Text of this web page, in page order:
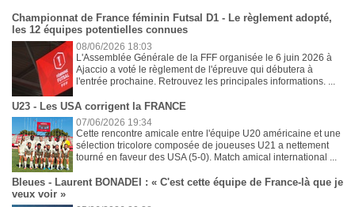
Championnat de France féminin Futsal D1 - Le règlement adopté,
les 12 équipes potentielles connues
08/06/2026 18:03
L'Assemblée Générale de la FFF organisée le 6 juin 2026 à
Ajaccio a voté le règlement de l'épreuve qui débutera à
l'entrée prochaine. Retrouvez les principales informations. ...
U23 - Les USA corrigent la FRANCE
07/06/2026 19:34
Cette rencontre amicale entre l'équipe U20 américaine et une
sélection tricolore composée de joueuses U21 a nettement
tourné en faveur des USA (5-0). Match amical international ...
Bleues - Laurent BONADEI : « C'est cette équipe de France-là que je
veux voir »